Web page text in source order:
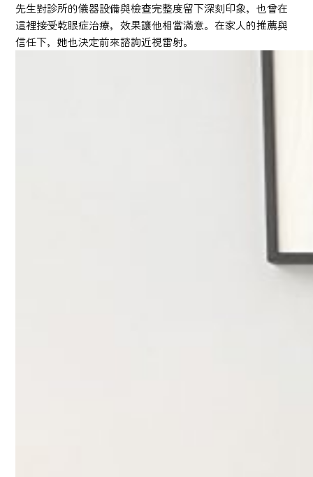
先生對診所的儀器設備與檢查完整度留下深刻印象，也曾在
這裡接受乾眼症治療，效果讓他相當滿意。在家人的推薦與
信任下，她也決定前來諮詢近視雷射。